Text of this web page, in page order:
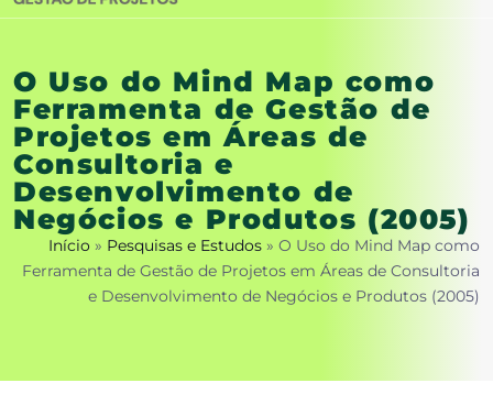
O Uso do Mind Map como
Ferramenta de Gestão de
Projetos em Áreas de
Consultoria e
Desenvolvimento de
Negócios e Produtos (2005)
Início » Pesquisas e Estudos » O Uso do Mind Map como
Ferramenta de Gestão de Projetos em Áreas de Consultoria
e Desenvolvimento de Negócios e Produtos (2005)